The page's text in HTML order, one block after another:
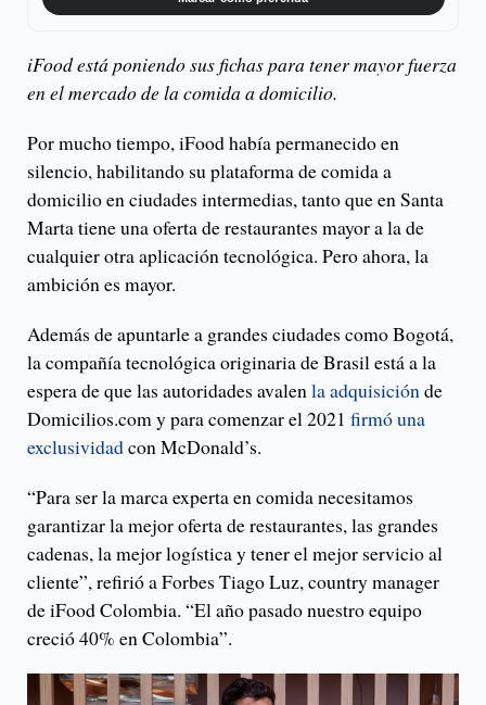
iFood está poniendo sus fichas para tener mayor fuerza
en el mercado de la comida a domicilio.
Por mucho tiempo, iFood había permanecido en
silencio, habilitando su plataforma de comida a
domicilio en ciudades intermedias, tanto que en Santa
Marta tiene una oferta de restaurantes mayor a la de
cualquier otra aplicación tecnológica. Pero ahora, la
ambición es mayor.
Además de apuntarle a grandes ciudades como Bogotá,
la compañía tecnológica originaria de Brasil está a la
espera de que las autoridades avalenla adquisiciónde
Domicilios.com y para comenzar el 2021 firmó una
exclusividadcon McDonald’s.
“Para ser la marca experta en comida necesitamos
garantizar la mejor oferta de restaurantes, las grandes
cadenas, la mejor logística y tener el mejor servicio al
cliente”, refirió a Forbes Tiago Luz, country manager
de iFood Colombia. “El año pasado nuestro equipo
creció 40% en Colombia”.